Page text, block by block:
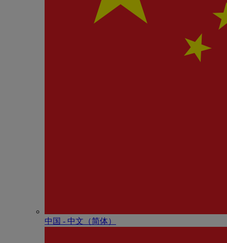
中国 - 中⽂（简体）